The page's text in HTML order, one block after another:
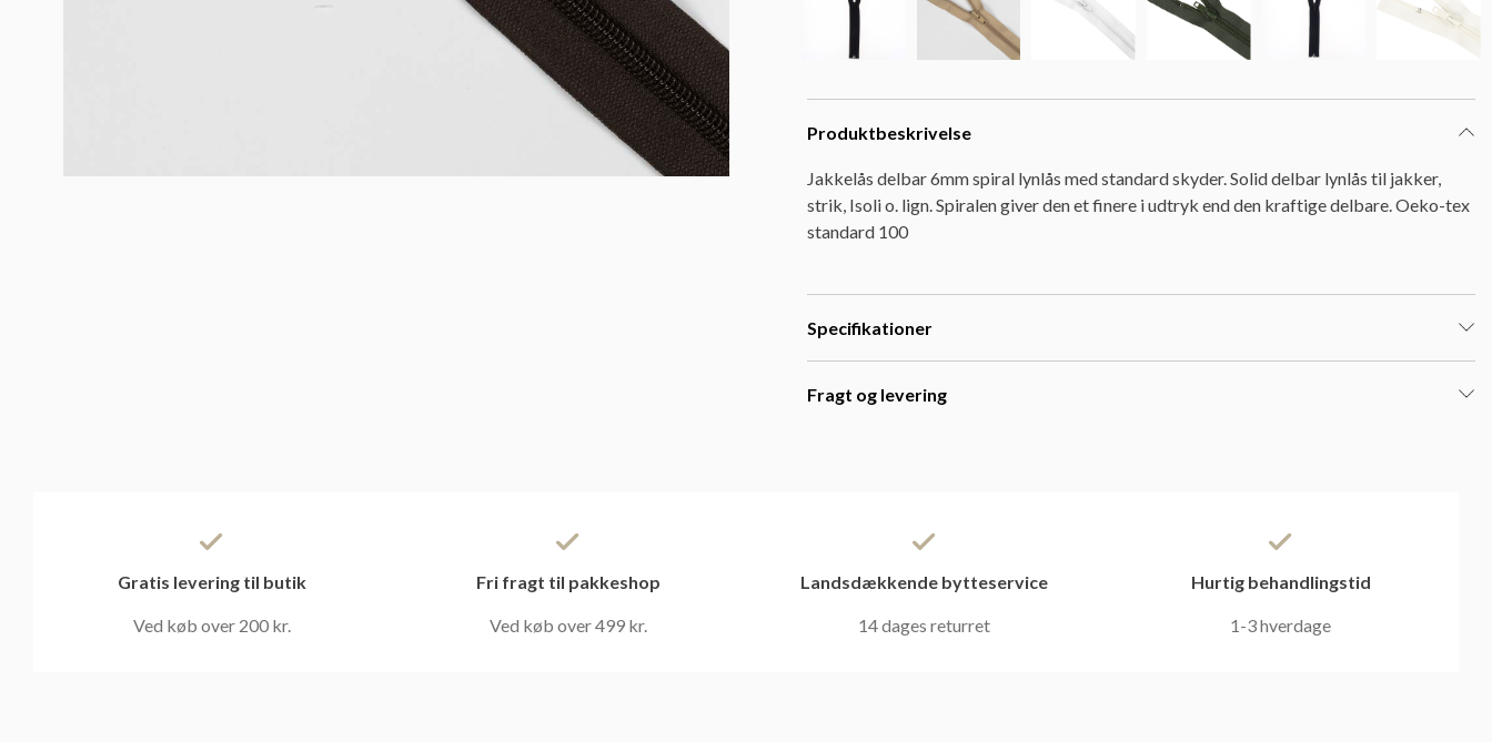
Produktbeskrivelse
Jakkelås delbar 6mm spiral lynlås med standard skyder. Solid delbar lynlås til jakker,
strik, Isoli o. lign. Spiralen giver den et finere i udtryk end den kraftige delbare. Oeko-tex
standard 100
Specifikationer
Fragt og levering
Gratis levering til butik
Ved køb over 200 kr.
Fri fragt til pakkeshop
Ved køb over 499 kr.
Landsdækkende bytteservice
14 dages returret
Hurtig behandlingstid
1-3 hverdage